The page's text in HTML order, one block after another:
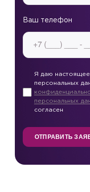
Ваш телефон
Я даю настоящее
персональных
персональных
согласен
ОТПРАВИТЬ